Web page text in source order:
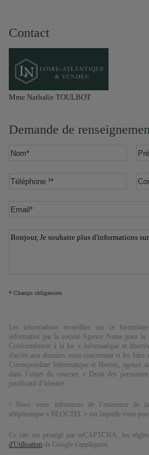
Contact
Mme Nathalie TOULBOT
Demande de
* Champs obligatoires
Les informations recueillies sur ce
informatisé par la société Agence Namepour la
Conformément à la loi « informatique et
d'accès aux données vous concernant et les faire
Correspondant Informatique et libertés,agence
dans l’objet du courrier « Droit des
justificatif d’identité.
¹ Nous vous informons de l’existence de
téléphonique « BLOCTEL » sur laquelle vous
Ce site est protégé par reCAPTCHA, les
d'Utilisation de Google s'appliquent.